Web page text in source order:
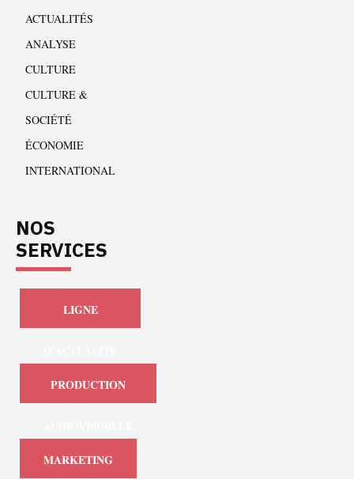
ACTUALITÉS
ANALYSE
CULTURE
CULTURE &
SOCIÉTÉ
ÉCONOMIE
INTERNATIONAL
NOS
SERVICES
LIGNE
PRODUCTION
MARKETING